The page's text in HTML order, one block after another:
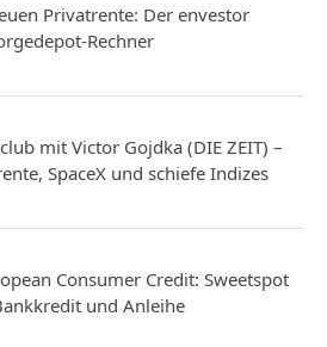
Privatrente: Der envestor
Rechner
mit Victor Gojdka (DIE ZEIT) –
SpaceX und schiefe Indizes
Consumer Credit: Sweetspot
und Anleihe